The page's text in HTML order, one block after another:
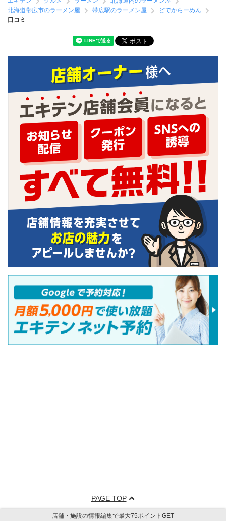
北海道帯広市のラーメン屋
帯広駅のラーメン屋
どでからーめん
口コミ
PAGE TOP
店舗・施設の情報編集で最大75ポイントGET